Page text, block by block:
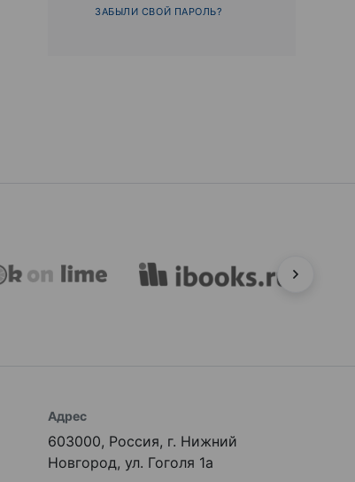
ЗАБЫЛИ СВОЙ ПАРОЛЬ?
Адрес
603000, Россия, г. Нижний
Новгород, ул. Гоголя 1а